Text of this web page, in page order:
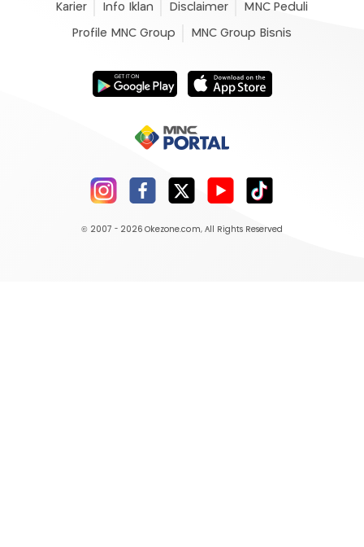
Karier Info Iklan Disclaimer MNC Peduli
Profile MNC Group MNC Group Bisnis
© 2007 - 2026 Okezone.com, All Rights Reserved